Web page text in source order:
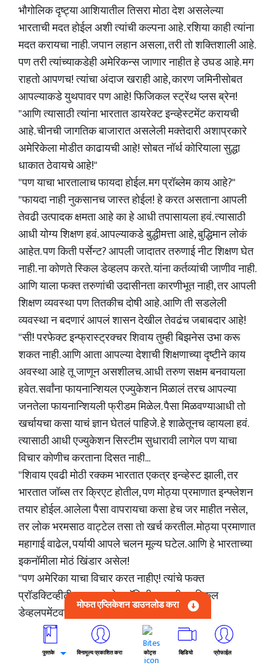
भौगोलिक दृष्ट्या आशियातील तिसरा मोठा देश असलेल्या
भारताची मदत होईल अशी त्यांची कल्पना आहे. रशिया काही त्यांना
मदत करायचा नाही. जपान लहान असला, तरी तो शक्तिशाली आहे.
पण तरी त्यांच्याकडेही अमेरिकन्स जाणार नाहीत हे उघड आहे. मग
राहतो आपणच! त्यांचा अंदाज खराही आहे, कारण जमिनीसोबत
आपल्याकडे युथपावर पण आहे! फिजिकल स्ट्रेंथ प्लस ब्रेन!
"आणि त्यासाठी त्यांना भारतात डायरेक्ट इन्व्हेस्टमेंट करायची
आहे. चीनची जागतिक बाजारात असलेली मक्तेदारी अशाप्रकारे
अमेरिकेला मोडीत काढायची आहे! सोबत नॉर्थ कोरियाला सुद्धा
धाकात ठेवायचे आहे!"
"पण याचा भारतालाच फायदा होईल. मग प्रॉब्लेम काय आहे?"
"फायदा नाही नुकसानच जास्त होईल! हे करत असताना आपली
तेवढी उत्पादक क्षमता आहे का हे आधी तपासायला हवं. त्यासाठी
आधी योग्य शिक्षण हवं. आपल्याकडे बुद्धीमत्ता आहे, बुद्धिमान लोकं
आहेत. पण किती पर्सेन्ट? आपली जादातर तरुणाई नीट शिक्षण घेत
नाही. ना कोणते स्किल डेव्हलप करते. यांना कर्तव्यांची जाणीव नाही.
आणि याला फक्त तरुणांची उदासीनता कारणीभूत नाही, तर आपली
शिक्षण व्यवस्था पण तितकीच दोषी आहे. आणि ती सडलेली
व्यवस्था न बदणारं आपलं शासन देखील तेवढंच जबाबदार आहे!
"सी! परफेक्ट इन्फ्रास्ट्रक्चर शिवाय तुम्ही बिझनेस उभा करू
शकत नाही. आणि आता आपल्या देशाची शिक्षणाच्या दृष्टीने काय
अवस्था आहे तू जाणून असशीलच. आधी तरुण सक्षम बनवायला
हवेत. सर्वांना फायनान्शियल एज्युकेशन मिळालं तरच आपल्या
जनतेला फायनान्शियली फ्रीडम मिळेल. पैसा मिळवण्याआधी तो
खर्चायचा कसा याचं ज्ञान घेतलं पाहिजे. हे शाळेतूनच व्हायला हवं.
त्यासाठी आधी एज्युकेशन सिस्टीम सुधारावी लागेल पण याचा
विचार कोणीच करताना दिसत नाही...
"शिवाय एवढी मोठी रक्कम भारतात एकत्र इन्व्हेस्ट झाली, तर
भारतात जॉब्स तर क्रिएट होतील, पण मोठ्या प्रमाणात इन्फ्लेशन
तयार होईल. आलेला पैसा वापरायचा कसा हेच जर माहीत नसेल,
तर लोक भरमसाठ वाट्टेल तसा तो खर्च करतील. मोठ्या प्रमाणात
महागाई वाढेल, पर्यायी आपले चलन मूल्य घटेल. आणि हे भारताच्या
इकनॉमीला मोठं खिंडार असेल!
"पण अमेरिका याचा विचार करत नाहीए! त्यांचे फक्त
प्रॉडक्टिव्हीटीवर लक्ष आहे. क्वॉलिटीवर नाही. ना स्किल
डेव्हलपमेंटवर.
"तिसरं कारण म्हणजे, अमेरिकेचा इतका पैसा भारत घेत असेल, तर
भारत आपसूक त्यांच्या मिंध्यात जाईल. त्याचं वर्चस्व निर्माण होईल.
मोफत एप्लिकेशन डाउनलोड करा
पुस्तके विनामूल्य प्रकाशित करा कोट्स व्हिडियो प्रोफाईल